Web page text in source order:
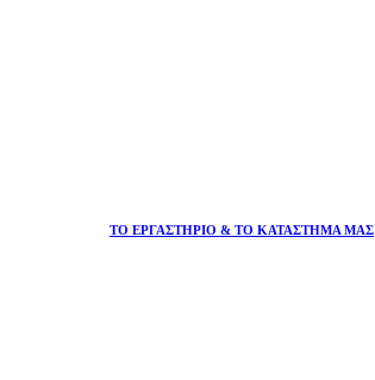
ΤΟ ΕΡΓΑΣΤΗΡΙΟ & ΤΟ ΚΑΤΑΣΤΗΜΑ ΜΑΣ